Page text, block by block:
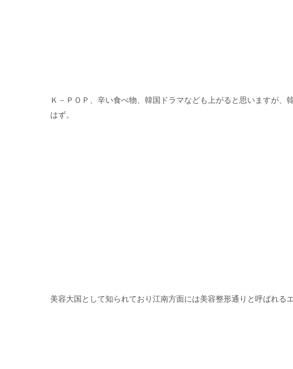
Ｋ－ＰＯＰ、辛い食べ物、韓国ドラマなども上がると思いますが、
はず。
美容大国として知られており江南方面には美容整形通りと呼ばれるエ